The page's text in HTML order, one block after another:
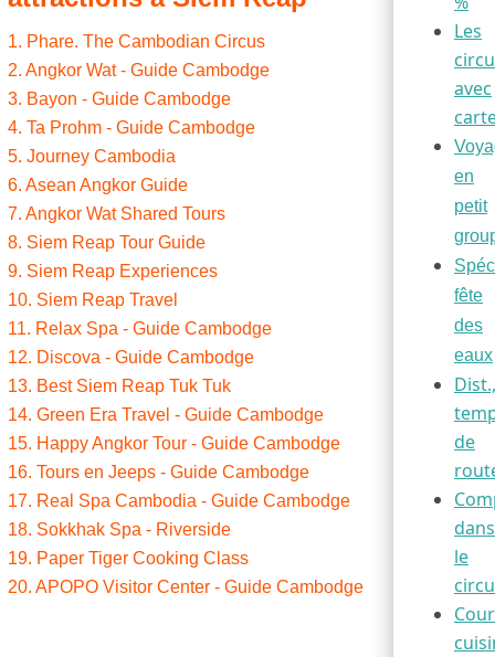
1. Phare. The Cambodian Circus
2. Angkor Wat - Guide Cambodge
3. Bayon - Guide Cambodge
4. Ta Prohm - Guide Cambodge
5. Journey Cambodia
6. Asean Angkor Guide
7. Angkor Wat Shared Tours
8. Siem Reap Tour Guide
9. Siem Reap Experiences
10. Siem Reap Travel
11. Relax Spa - Guide Cambodge
12. Discova - Guide Cambodge
13. Best Siem Reap Tuk Tuk
14. Green Era Travel - Guide Cambodge
15. Happy Angkor Tour - Guide Cambodge
16. Tours en Jeeps - Guide Cambodge
17. Real Spa Cambodia - Guide Cambodge
18. Sokkhak Spa - Riverside
19. Paper Tiger Cooking Class
20. APOPO Visitor Center - Guide Cambodge
Les
avec
en
petit
fête
des
eaux
Dist.,
de
dans
le